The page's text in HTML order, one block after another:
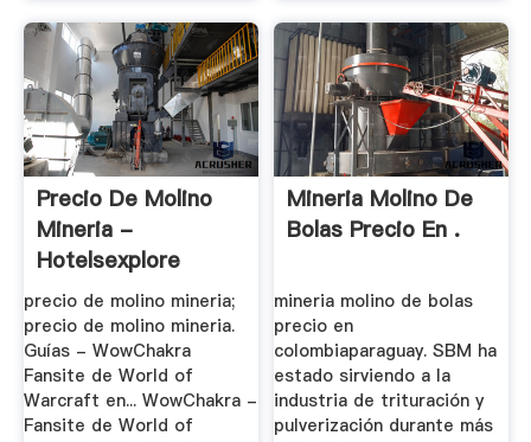
Precio De Molino
Mineria -
Hotelsexplore
precio de molino mineria;
precio de molino mineria.
Guías - WowChakra
Fansite de World of
Warcraft en... WowChakra -
Fansite de World of
Mineria Molino De
Bolas Precio En .
mineria molino de bolas
precio en
colombiaparaguay. SBM ha
estado sirviendo a la
industria de trituración y
pulverización durante más